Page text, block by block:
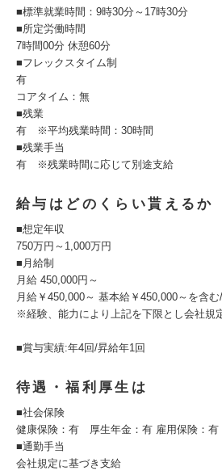
■標準就業時間：9時30分～17時30分
■所定労働時間
7時間00分 休憩60分
■フレックスタイム制
有
コアタイム：無
■残業
有 ※平均残業時間：30時間
■残業手当
有 ※残業時間に応じて別途支給
給与はどのくらい貰えるか
■想定年収
750万円～1,000万円
■月給制
月給 450,000円～
月給￥450,000～ 基本給￥450,000～を含む
※経験、能力により上記を下限とし会社規
■賞与実績:年4回/昇給年1回
待遇・福利厚生は
■社会保険
健康保険：有 厚生年金：有 雇用保険：
■通勤手当
会社規定に基づき支給